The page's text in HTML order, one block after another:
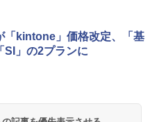
「kintone」価格改定、「基
SI」の2プランに